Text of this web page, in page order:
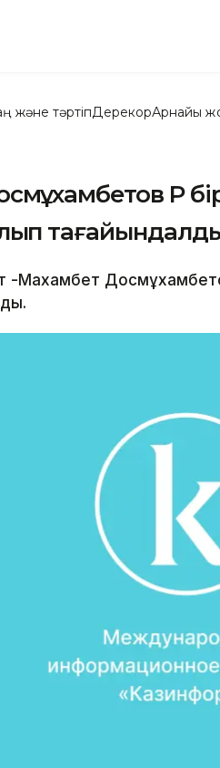
және тәртіпДерекқорАрнайы
ҚР
-Махамбет Досмұхамбето